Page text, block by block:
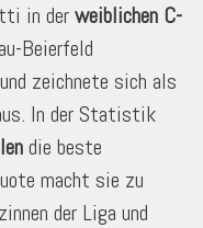
in derweiblichen C-
Beierfeld
und zeichnete sich als
In der Statistik
die beste
macht sie zu
der Liga und